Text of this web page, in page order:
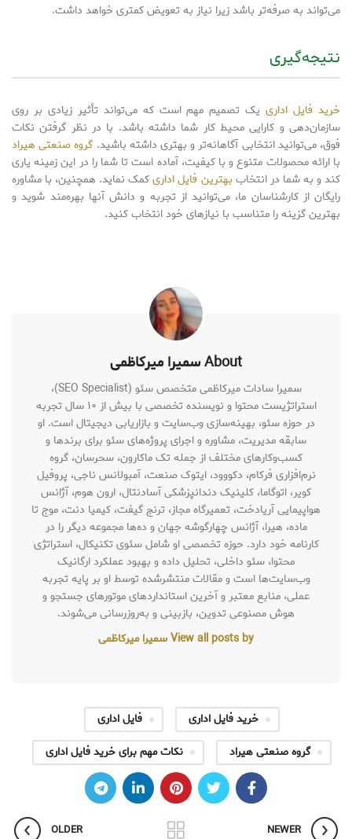
می‌تواند به صرفه‌تر باشد زیرا نیاز به تعویض کمتری خواهد داشت.
نتیجه‌گیری
خرید فایل ادارییک تصمیم مهم است که می‌تواند تأثیر زیادی بر روی
سازمان‌دهی و کارایی محیط کار شما داشته باشد. با در نظر گرفتن نکات
فوق، می‌توانید انتخابی آگاهانه‌تر و بهتری داشته باشید. گروه صنعتی هیراد
با ارائه محصولات متنوع و با کیفیت، آماده است تا شما را در این زمینه یاری
کند و به شما در انتخاب بهترین فایل اداریکمک نماید. همچنین، با مشاوره
رایگان از کارشناسان ما، می‌توانید از تجربه و دانش آنها بهره‌مند شوید و
بهترین گزینه را متناسب با نیازهای خود انتخاب کنید.
About سمیرا میرکاظمی
سمیرا سادات میرکاظمی متخصص سئو (SEO Specialist)،
استراتژیست محتوا و نویسنده تخصصی با بیش از ۱۰ سال تجربه
در حوزه سئو، بهینه‌سازی وب‌سایت و بازاریابی دیجیتال است. او
سابقه مدیریت، مشاوره و اجرای پروژه‌های سئو برای برندها و
کسب‌وکارهای مختلف از جمله تک ماکارون، سحرسان، گروه
نرم‌افزاری فرکام، دکووود، ایتوک صنعت، آمبولانس ناجی، پروفیل
کویر، اتوگاما، کلینیک دندانپزشکی آسادنتال، ارون هوم، آژانس
هواپیمایی آریادخت، تعمیرگاه مجاز، ترنج گیفت، کیمیا دنت، موج تا
ماده، هیرا، آژانس چهارگوشه جهان و ده‌ها مجموعه دیگر را در
کارنامه خود دارد. حوزه تخصصی او شامل سئوی تکنیکال، استراتژی
محتوا، سئو داخلی، تحلیل داده و بهبود عملکرد ارگانیک
وب‌سایت‌ها است و مقالات منتشرشده توسط او بر پایه تجربه
عملی، منابع معتبر و آخرین استانداردهای موتورهای جستجو و
هوش مصنوعی تدوین، بازبینی و به‌روزرسانی می‌شوند.
View all posts by سمیرا میرکاظمی
خرید فایل اداری
فایل اداری
گروه صنعتی هیراد
نکات مهم برای خرید فایل اداری
NEWER
OLDER